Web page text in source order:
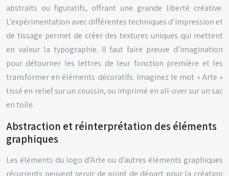
abstraits ou figuratifs, offrant une grande liberté créative.
L’expérimentation avec différentes techniques d’impression et
de tissage permet de créer des textures uniques qui mettent
en valeur la typographie. Il faut faire preuve d’imagination
pour détourner les lettres de leur fonction première et les
transformer en éléments décoratifs. Imaginez le mot « Arte »
tissé en relief sur un coussin, ou imprimé en all-over sur un sac
en toile.
Abstraction et réinterprétation des éléments
graphiques
Les éléments du logo d’Arte ou d’autres éléments graphiques
récurrents peuvent servir de point de départ pour la création